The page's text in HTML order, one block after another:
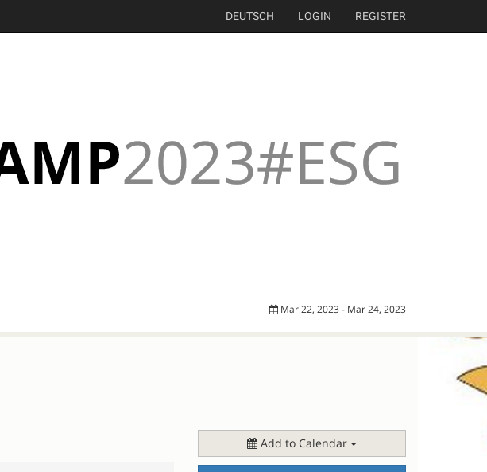
DEUTSCH LOGIN REGISTER
Mar 22, 2023 - Mar 24, 2023
Add to Calendar